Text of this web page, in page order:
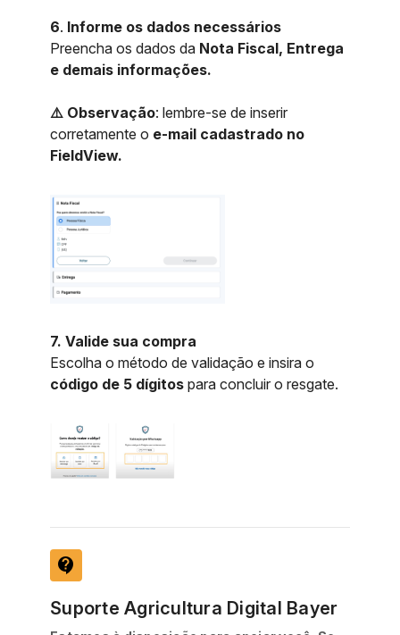
6. Informe os dados necessários
Preencha os dados da Nota Fiscal, Entrega
e demais informações.
⚠️ Observação: lembre-se de inserir
corretamente o e-mail cadastrado no
FieldView.
7. Valide sua compra
Escolha o método de validação e insira o
código de 5 dígitos para concluir o resgate.
contact_support
Suporte Agricultura Digital Bayer